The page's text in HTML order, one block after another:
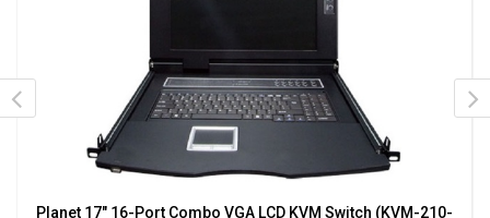
Planet 17" 16-Port Combo VGA LCD KVM Switch (KVM-210-